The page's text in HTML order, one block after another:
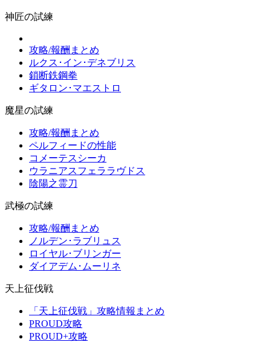
神匠の試練
攻略/報酬まとめ
ルクス･イン･デネブリス
鎖断鉄鋼拳
ギタロン･マエストロ
魔星の試練
攻略/報酬まとめ
ペルフィードの性能
コメーテスシーカ
ウラニアスフェララヴドス
陰陽之霊刀
武極の試練
攻略/報酬まとめ
ノルデン･ラブリュス
ロイヤル･ブリンガー
ダイアデム･ムーリネ
天上征伐戦
「天上征伐戦」攻略情報まとめ
PROUD攻略
PROUD+攻略